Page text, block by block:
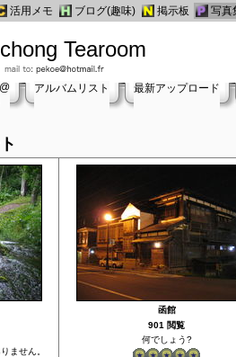
Tearoom
@ アルバムリスト 最新アップロード
ません。
函館
901 閲覧
何でしょう?
活用メモ ブログ(趣味) 掲示板 写真